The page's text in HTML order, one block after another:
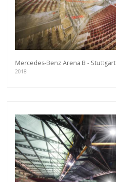
Mercedes-Benz Arena B - Stuttgart
2018